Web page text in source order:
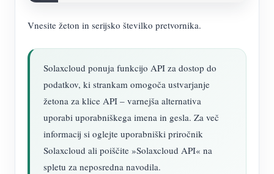
Vnesite žeton in serijsko številko pretvornika.
Solaxcloud ponuja funkcijo API za dostop do
podatkov, ki strankam omogoča ustvarjanje
žetona za klice API – varnejša alternativa
uporabi uporabniškega imena in gesla. Za več
informacij si oglejte uporabniški priročnik
Solaxcloud ali poiščite »Solaxcloud API« na
spletu za neposredna navodila.